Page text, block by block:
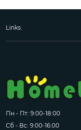
Links:
Пн - Пт: 9:00-18:00
Сб - Вс: 9:00-16:00